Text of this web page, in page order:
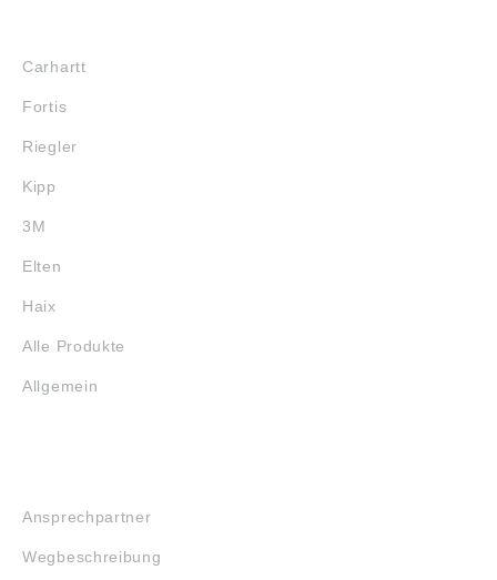
Carhartt
Fortis
Riegler
Kipp
3M
Elten
Haix
Alle Produkte
Allgemein
Ansprechpartner
Wegbeschreibung